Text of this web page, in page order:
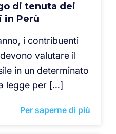
di tenuta dei
Perù
i contribuenti
valutare il
in un determinato
legge per […]
Per saperne di più